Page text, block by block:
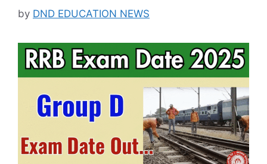
by DND EDUCATION NEWS